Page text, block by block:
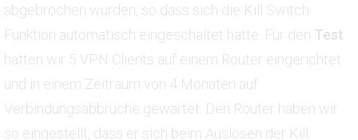
abgebrochen wurden, so dass sich die Kill Switch
Funktion automatisch eingeschaltet hatte. Für den Test
hatten wir 5 VPN Clients auf einem Router eingerichtet
und in einem Zeitraum von 4 Monaten auf
Verbindungsabbrüche gewartet. Den Router haben wir
so eingestellt, dass er sich beim Auslösen der Kill